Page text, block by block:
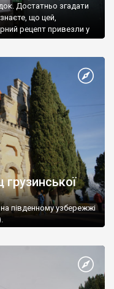
Достатньо згадати
що цей,
рецепт привезли у
південному узбережжі